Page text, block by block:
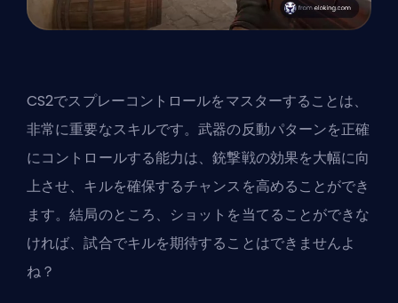
CS2でスプレーコントロールをマスターすることは、
非常に重要なスキルです。武器の反動パターンを正確
にコントロールする能力は、銃撃戦の効果を大幅に向
上させ、キルを確保するチャンスを高めることができ
ます。結局のところ、ショットを当てることができな
ければ、試合でキルを期待することはできませんよ
ね？